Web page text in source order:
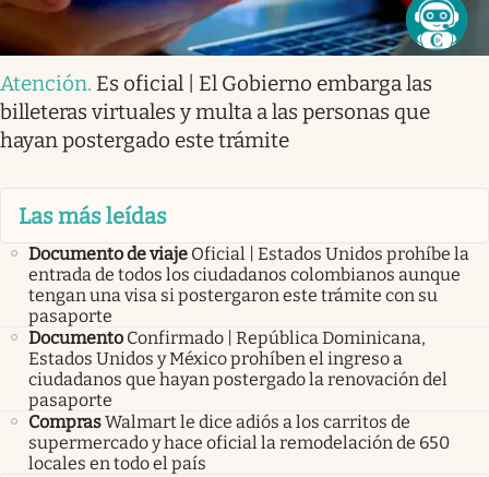
Atención. Es oficial | El Gobierno embarga las
billeteras virtuales y multa a las personas que
hayan postergado este trámite
Las más leídas
Documento de viaje Oficial | Estados Unidos prohíbe la
entrada de todos los ciudadanos colombianos aunque
tengan una visa si postergaron este trámite con su
pasaporte
Documento Confirmado | República Dominicana,
Estados Unidos y México prohíben el ingreso a
ciudadanos que hayan postergado la renovación del
pasaporte
ComprasWalmart le dice adiós a los carritos de
supermercado y hace oficial la remodelación de 650
locales en todo el país